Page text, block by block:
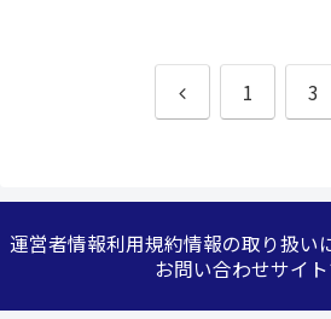
前
1 3
運営者情報利用規約情報の取り扱い
お問い合わせサイ